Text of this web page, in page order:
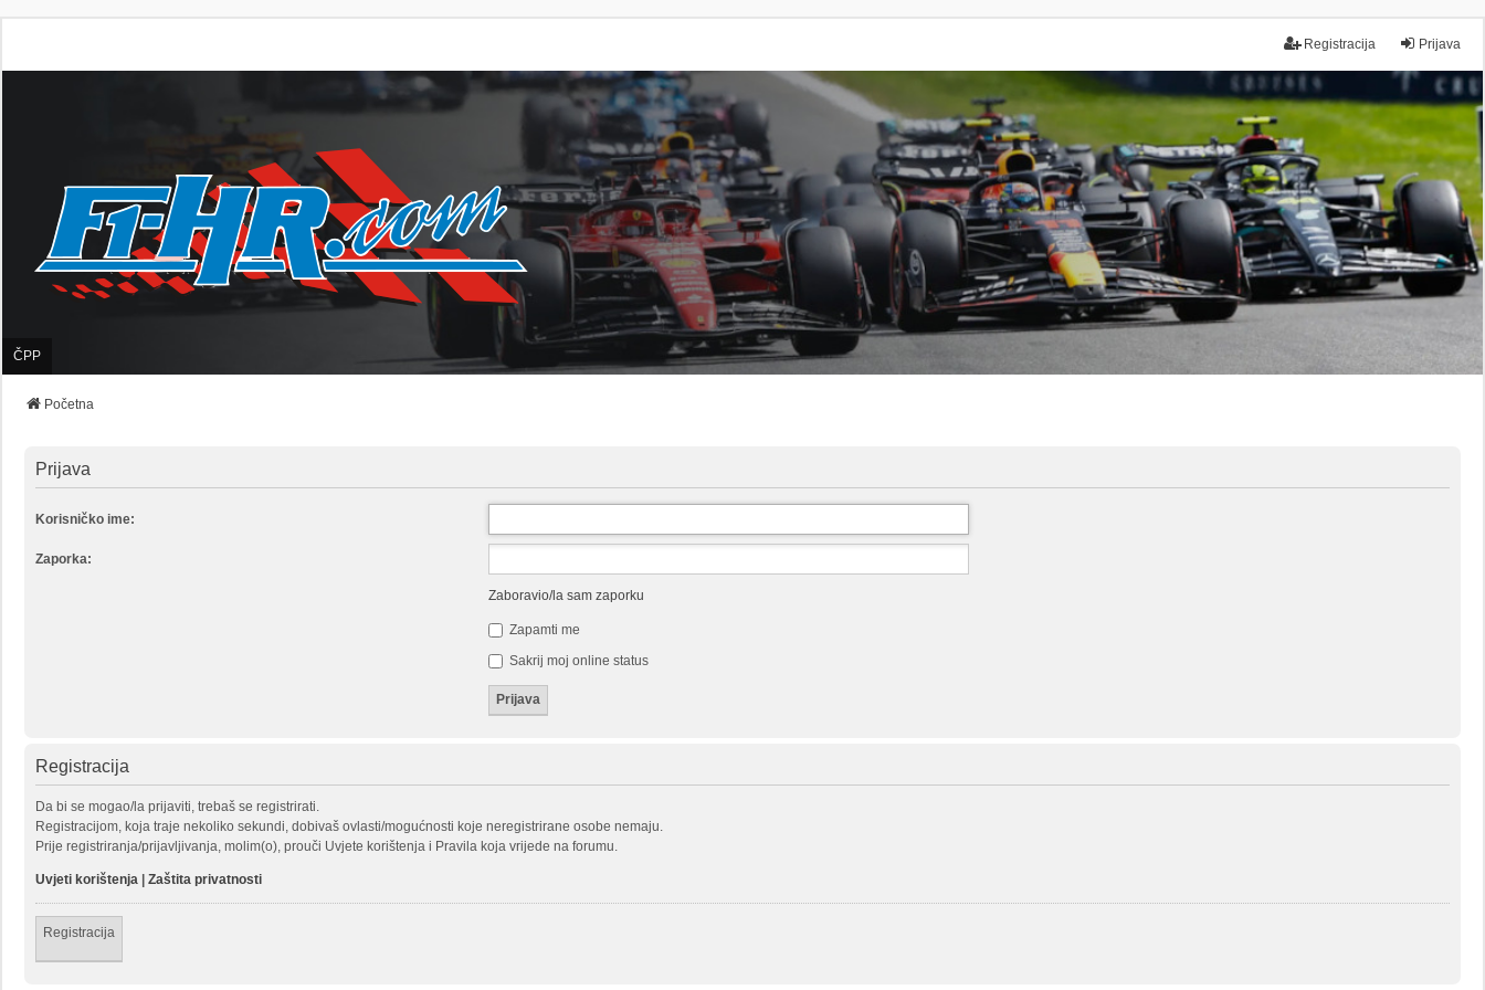
Prijava
Registracija
ČPP
Početna
Prijava
Korisničko ime:
Zaporka:
Zaboravio/la sam zaporku
Zapamti me
Sakrij moj online status
Registracija
Da bi se mogao/la prijaviti, trebaš se registrirati.
Registracijom, koja traje nekoliko sekundi, dobivaš ovlasti/mogućnosti koje neregistrirane osobe nemaju.
Prije registriranja/prijavljivanja, molim(o), prouči Uvjete korištenja i Pravila koja vrijede na forumu.
Uvjeti korištenja | Zaštita privatnosti
Registracija